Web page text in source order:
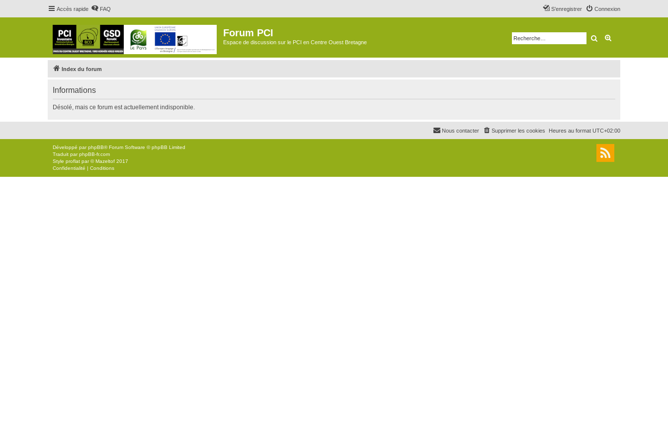
Accès rapide FAQ Connexion
S’enregistrer
Forum PCI
Espace de discussion sur le PCI en Centre Ouest Bretagne Rechercher
Index du forum
Informations
Désolé, mais ce forum est actuellement indisponible.
Heures au format UTC+02:00
Supprimer les cookies
Nous contacter
Développé parphpBB® Forum Software © phpBB Limited
Traduit parphpBB-fr.com
Style proflat par ©Mazeltof 2017
Confidentialité | Conditions